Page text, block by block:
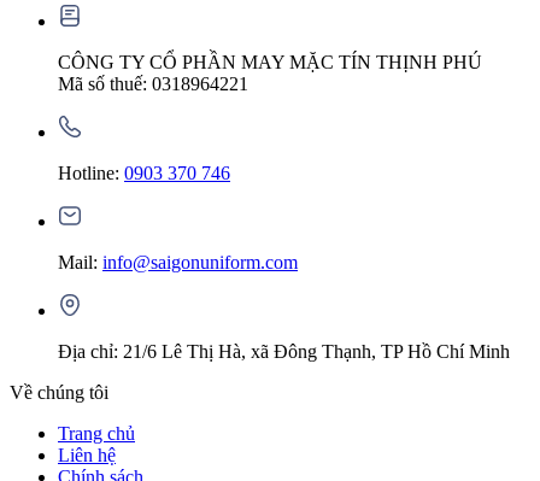
CÔNG TY CỔ PHẦN MAY MẶC TÍN THỊNH PHÚ
Mã số thuế: 0318964221
Hotline: 0903 370 746
Mail: info@saigonuniform.com
Địa chỉ: 21/6 Lê Thị Hà, xã Đông Thạnh, TP Hồ Chí Minh
Về chúng tôi
Trang chủ
Liên hệ